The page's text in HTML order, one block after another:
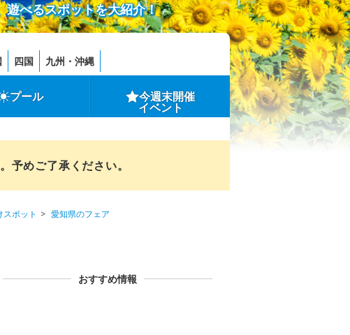
遊べるスポットを大紹介！
四国 九州・沖縄
プール 今週末開催
イベント
予めご了承ください。
ポット
愛知県のフェア
おすすめ情報